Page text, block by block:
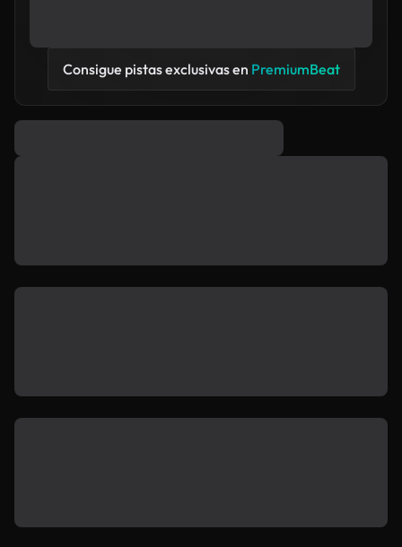
Consigue pistas exclusivas en PremiumBeat